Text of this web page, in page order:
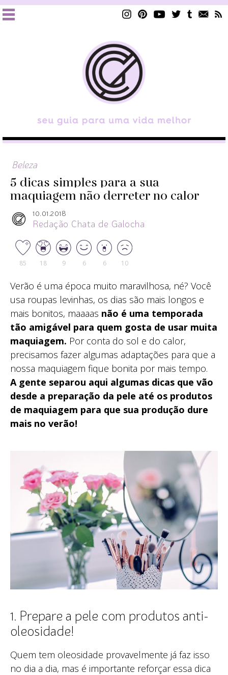
Beleza
5 dicas simples para a sua
maquiagem não derreter no calor
10.01.2018
Redação Chata de Galocha
85 18 9 6 6 10
Verão é uma época muito maravilhosa, né? Você
usa roupas levinhas, os dias são mais longos e
mais bonitos, maaaas não é uma temporada
tão amigável para quem gosta de usar muita
maquiagem. Por conta do sol e do calor,
precisamos fazer algumas adaptações para que a
nossa maquiagem fique bonita por mais tempo.
A gente separou aqui algumas dicas que vão
desde a preparação da pele até os produtos
de maquiagem para que sua produção dure
mais no verão!
1. Prepare a pele com produtos anti-
oleosidade!
Quem tem oleosidade provavelmente já faz isso
no dia a dia, mas é importante reforçar essa dica